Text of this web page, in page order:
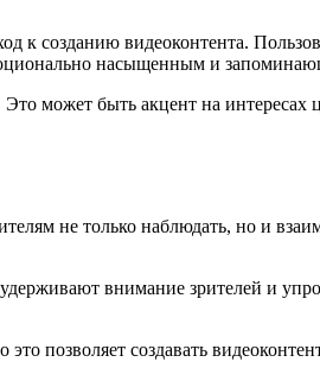
к созданию видеоконтента.
насыщенным и
может быть акцент на интересах
не только наблюдать, но и
внимание зрителей и
позволяет создавать